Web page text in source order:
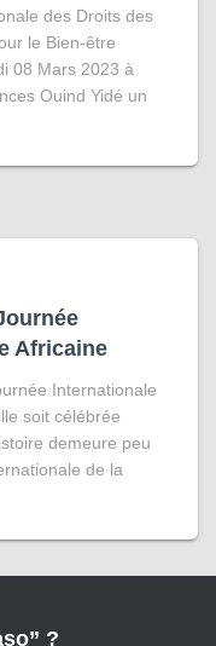
des Droits des
le Bien-être
08 Mars 2023 à
Ouind Yidé un
Africaine
Internationale
soit célébrée
demeure peu
de la
?